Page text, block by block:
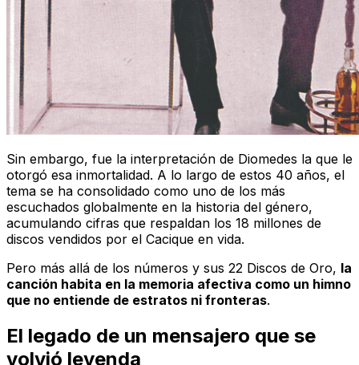
Sin embargo, fue la interpretación de Diomedes la que le
otorgó esa inmortalidad. A lo largo de estos 40 años, el
tema se ha consolidado como uno de los más
escuchados globalmente en la historia del género,
acumulando cifras que respaldan los 18 millones de
discos vendidos por el Cacique en vida.
Pero más allá de los números y sus 22 Discos de Oro, la
canción habita en la memoria afectiva como un himno
que no entiende de estratos ni fronteras.
El legado de un mensajero que se
volvió leyenda